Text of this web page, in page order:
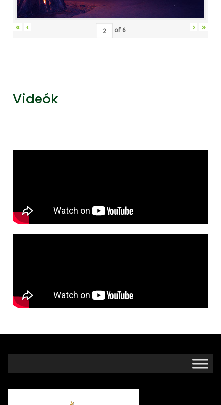
« ‹ of 6 › »
Videók